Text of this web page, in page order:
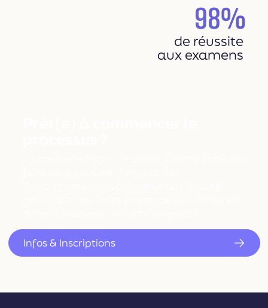
98%
de réussite
aux examens
Infos & Inscriptions